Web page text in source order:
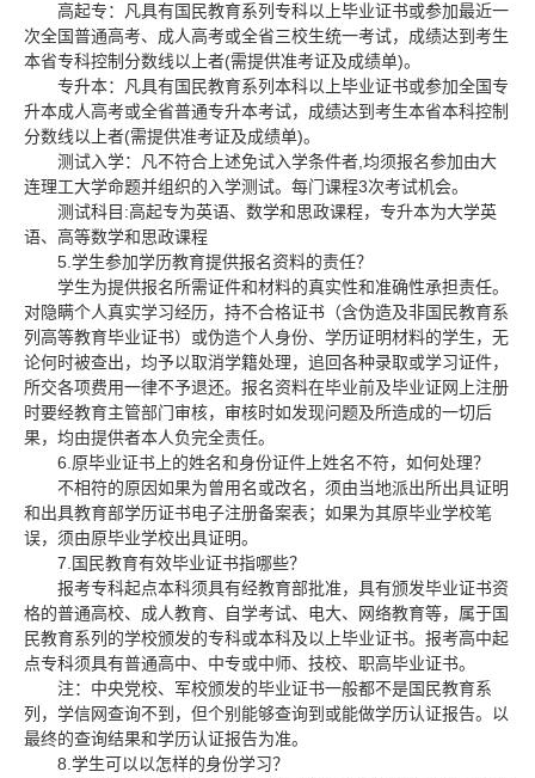
高起专：凡具有国民教育系列专科以上毕业证书或参加最近一
次全国普通高考、成人高考或全省三校生统一考试，成绩达到考生
本省专科控制分数线以上者(需提供准考证及成绩单)。
专升本：凡具有国民教育系列本科以上毕业证书或参加全国专
升本成人高考或全省普通专升本考试，成绩达到考生本省本科控制
分数线以上者(需提供准考证及成绩单)。
测试入学：凡不符合上述免试入学条件者 均须报名参加由大
连理工大学命题并组织的入学测试。每门课程3次考试机会。
测试科目 :高起专为英语、数学和思政课程，专升本为大学英
语、高等数学和思政课程
5. 学生参加学历教育提供报名资料的责任？
学生为提供报名所需证件和材料的真实性和准确性承担责任。
对隐瞒个人真实学习经历，持不合格证书（含伪造及非国民教育系
列高等教育毕业证书）或伪造个人身份、学历证明材料的学生，无
论何时被查出，均予以取消学籍处理，追回各种录取或学习证件，
所交各项费用一律不予退还。报名资料在毕业前及毕业证网上注册
时要经教育主管部门审核，审核时如发现问题及所造成的一切后
果，均由提供者本人负完全责任。
6. 原毕业证书上的姓名和身份证件上姓名不符，如何处理？
不相符的原因如果为曾用名或改名，须由当地派出所出具证明
和出具教育部学历证书电子注册备案表；如果为其原毕业学校笔
误，须由原毕业学校出具证明。
7. 国民教育有效毕业证书指哪些？
报考专科起点本科须具有经教育部批准，具有颁发毕业证书资
格的普通高校、成人教育、自学考试、电大、网络教育等，属于国
民教育系列的学校颁发的专科或本科及以上毕业证书。报考高中起
点专科须具有普通高中、中专或中师、技校、职高毕业证书。
注：中央党校、军校颁发的毕业证书一般都不是国民教育系
列，学信网查询不到，但个别能够查询到或能做学历认证报告。以
最终的查询结果和学历认证报告为准。
8. 学生可以以怎样的身份学习？